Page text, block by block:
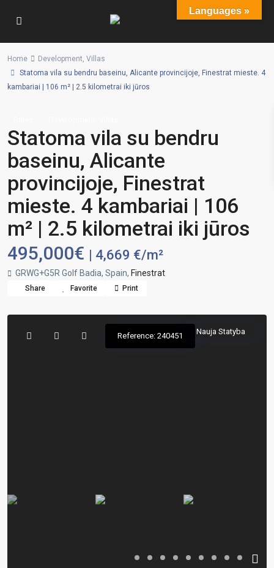
Home Development, Villas
Statoma vila su bendru baseinu, Alicante provincijoje, Finestrat mieste. 4
kambariai | 106 m² | 2.5 kilometrai iki jūros
Statoma vila su bendru
baseinu, Alicante
provincijoje, Finestrat
mieste. 4 kambariai | 106
m² | 2.5 kilometrai iki jūros
495,000€ | 4,669 €/m²
GRWG+G5R Golf Badia, Spain, Finestrat
Share Favorite Print
Nauja Statyba
Reference: 240451
Languages »